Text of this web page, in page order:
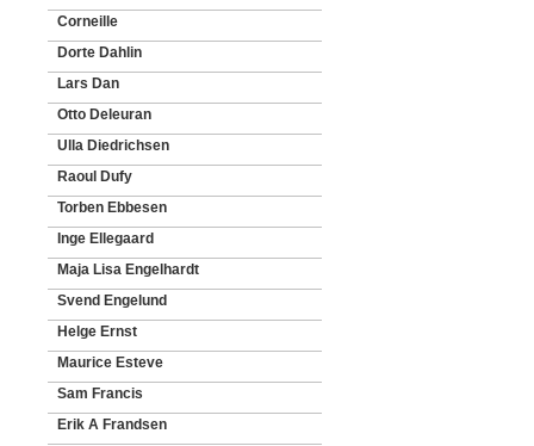
Corneille
Dorte Dahlin
Lars Dan
Otto Deleuran
Ulla Diedrichsen
Raoul Dufy
Torben Ebbesen
Inge Ellegaard
Maja Lisa Engelhardt
Svend Engelund
Helge Ernst
Maurice Esteve
Sam Francis
Erik A Frandsen